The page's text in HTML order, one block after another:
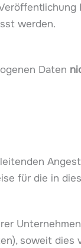
werden.
Daten
für die in
soweit